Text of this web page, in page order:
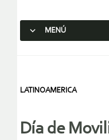
MENÚ
LATINOAMERICA
Día de